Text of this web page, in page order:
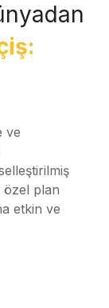
ve
özel plan
etkin ve